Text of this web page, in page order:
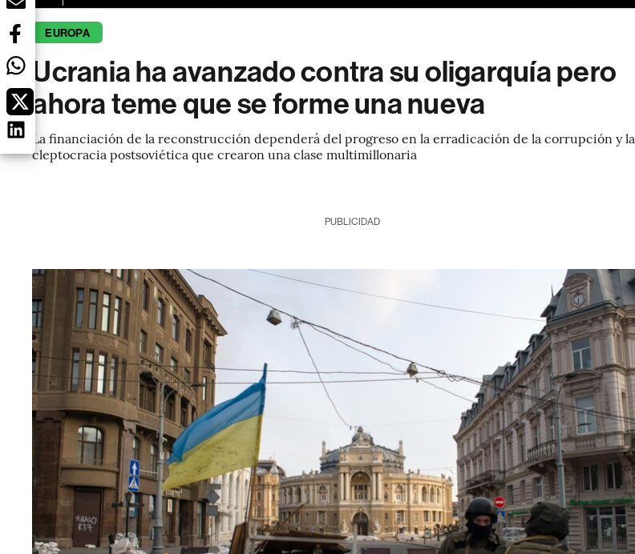
EUROPA
Ucrania ha avanzado contra su oligarquía pero
ahora teme que se forme una nueva
La financiación de la reconstrucción dependerá del progreso en la erradicación de la corrupción y la
cleptocracia postsoviética que crearon una clase multimillonaria
PUBLICIDAD